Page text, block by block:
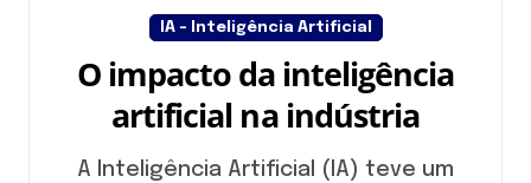
IA - Inteligência Artificial
O impacto da inteligência
artificial na indústria
A Inteligência Artificial (IA) teve um